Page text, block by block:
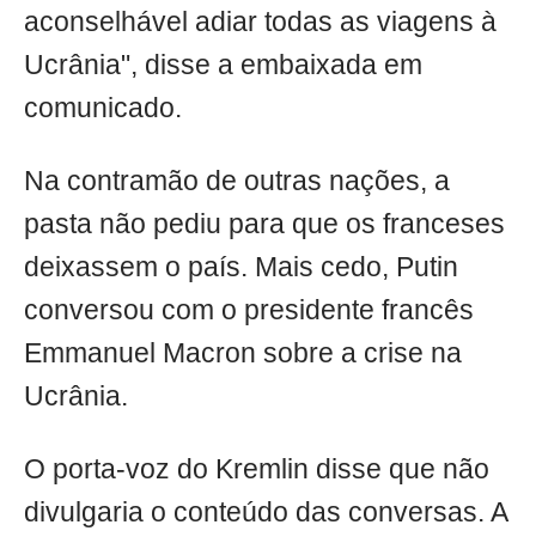
aconselhável adiar todas as viagens à
Ucrânia", disse a embaixada em
comunicado.
Na contramão de outras nações, a
pasta não pediu para que os franceses
deixassem o país. Mais cedo, Putin
conversou com o presidente francês
Emmanuel Macron sobre a crise na
Ucrânia.
O porta-voz do Kremlin disse que não
divulgaria o conteúdo das conversas. A